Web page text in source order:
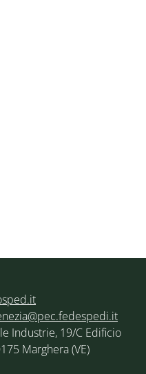
Industrie, 19/C Edificio
Marghera (VE)